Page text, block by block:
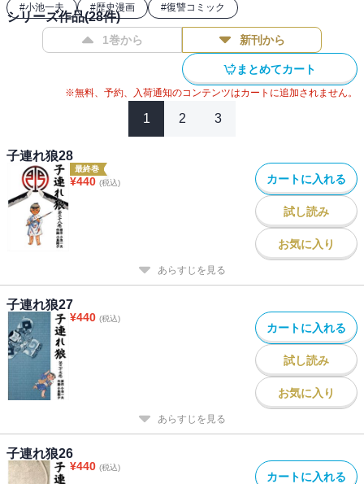
#小池一夫 #歴史漫画 #復讐コミック
シリーズ作品(28件)
1巻から 新刊から
まとめてカート
※無料、予約、入荷通知のコンテンツはカートに追加されません。
1 2 3
子連れ狼28
最終巻
¥440 (税込) カートに入れる
試し読み
お気に入り
あらすじを見る
子連れ狼27
¥440 (税込)
カートに入れる
試し読み
お気に入り
あらすじを見る
子連れ狼26
¥440 (税込)
カートに入れる